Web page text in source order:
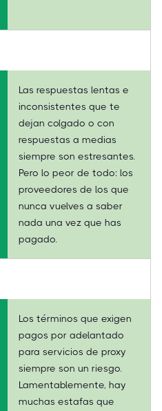
Las respuestas lentas e
inconsistentes que te
dejan colgado o con
respuestas a medias
siempre son estresantes.
Pero lo peor de todo: los
proveedores de los que
nunca vuelves a saber
nada una vez que has
pagado.
Los términos que exigen
pagos por adelantado
para servicios de proxy
siempre son un riesgo.
Lamentablemente, hay
muchas estafas que